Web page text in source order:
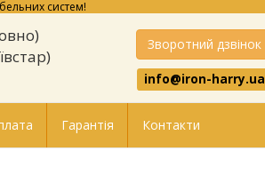
систем!
Зворотний дзвінок
info@iron-harry.ua
Гарантія Контакти